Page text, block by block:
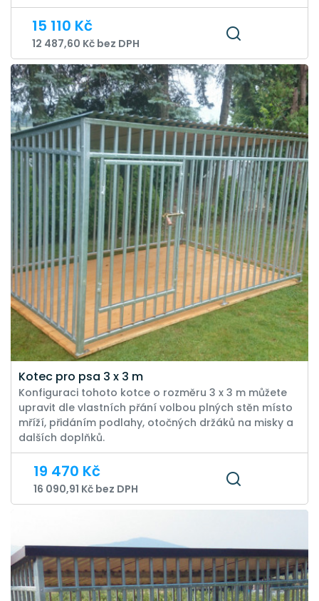
15 110 Kč
12 487,60 Kč bez DPH
Kotec pro psa 3 x 3 m
Konfiguraci tohoto kotce o rozměru 3 x 3 m můžete
upravit dle vlastních přání volbou plných stěn místo
mříží, přidáním podlahy, otočných držáků na misky a
dalších doplňků.
19 470 Kč
16 090,91 Kč bez DPH